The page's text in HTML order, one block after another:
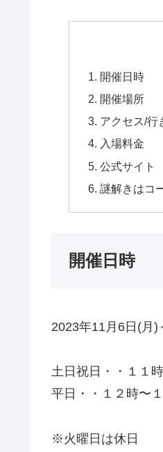
開催日時
開催場所
アクセス/行
入場料金
公式サイト
謎解きはコ
開催日時
2023年11月6日(月)
土日祝日・・１１
平日・・１２時〜
※火曜日は休日